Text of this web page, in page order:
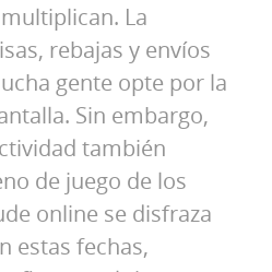
La
rebajas y envíos
gente opte por la
Sin embargo,
también
de juego de los
online se disfraza
estas fechas,